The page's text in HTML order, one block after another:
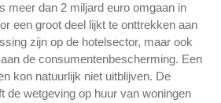
meer dan 2 miljard euro omgaan in
een groot deel lijkt te onttrekken aan
zijn op de hotelsector, maar ook
de consumentenbescherming. Een
kon natuurlijk niet uitblijven. De
de wetgeving op huur van woningen